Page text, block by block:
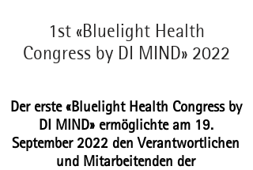
1st «Bluelight Health
Congress by DI MIND» 2022
Der erste«Bluelight Health Congress by
DI MIND»ermöglichte am 19.
September 2022 den Verantwortlichen
und Mitarbeitenden der